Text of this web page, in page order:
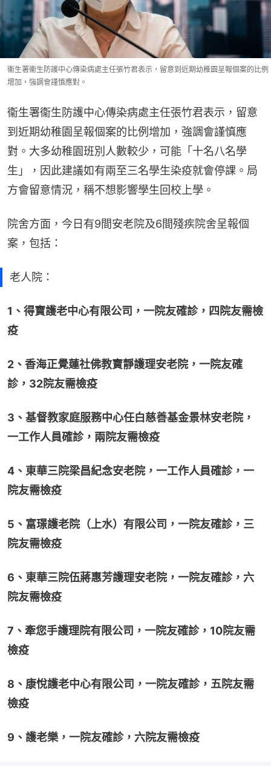
衞生署衞生防護中心傳染病處主任張竹君表示，留意到近期幼稚園呈報個案的比例
增加，強調會謹慎應對。
衞生署衞生防護中心傳染病處主任張竹君表示，留意
到近期幼稚園呈報個案的比例增加，強調會謹慎應
對。大多幼稚園班別人數較少，可能「十名八名學
生」，因此建議如有兩至三名學生染疫就會停課。局
方會留意情況，稱不想影響學生回校上學。
院舍方面，今日有9間安老院及6間殘疾院舍呈報個
案，包括：
老人院：
1、得寶護老中心有限公司，一院友確診，四院友需檢
疫
2、香海正覺蓮社佛教寶靜護理安老院，一院友確
診，32院友需檢疫
3、基督教家庭服務中心任白慈善基金景林安老院，
一工作人員確診，兩院友需檢疫
4、東華三院梁昌紀念安老院，一工作人員確診，一
院友需檢疫
5、富璟護老院（上水）有限公司，一院友確診，三
院友需檢疫
6、東華三院伍蔣惠芳護理安老院，一院友確診，六
院友需檢疫
7、牽您手護理院有限公司，一院友確診，10院友需
檢疫
8、康悅護老中心有限公司，一院友確診，五院友需
檢疫
9、護老樂，一院友確診，六院友需檢疫